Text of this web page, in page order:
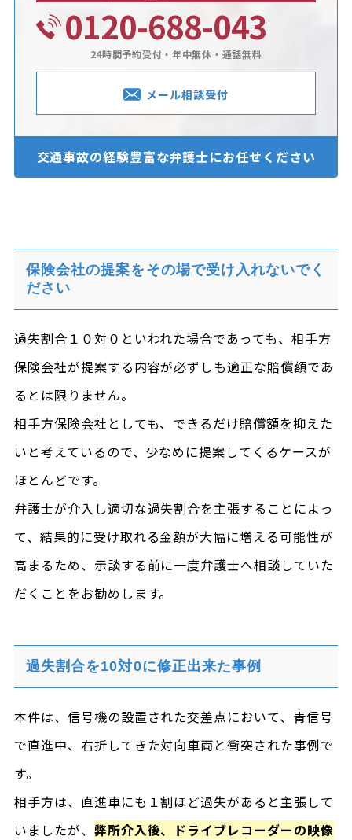
0120-688-043
24時間予約受付・年中無休・通話無料
メール相談受付
交通事故の経験豊富な弁護士にお任せください
保険会社の提案をその場で受け入れないでく
ださい
過失割合１０対０といわれた場合であっても、相手方
保険会社が提案する内容が必ずしも適正な賠償額であ
るとは限りません。
相手方保険会社としても、できるだけ賠償額を抑えた
いと考えているので、少なめに提案してくるケースが
ほとんどです。
弁護士が介入し適切な過失割合を主張することによっ
て、結果的に受け取れる金額が大幅に増える可能性が
高まるため、示談する前に一度弁護士へ相談していた
だくことをお勧めします。
過失割合を10対0に修正出来た事例
本件は、信号機の設置された交差点において、青信号
で直進中、右折してきた対向車両と衝突された事例で
す。
相手方は、直進車にも１割ほど過失があると主張して
いましたが、 弊所介入後、ドライブレコーダーの映像